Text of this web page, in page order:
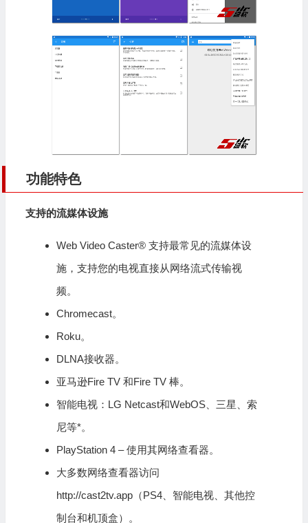
功能特色
支持的流媒体设施
Web Video Caster® 支持最常见的流媒体设
施，支持您的电视直接从网络流式传输视
频。
Chromecast。
Roku。
DLNA接收器。
亚马逊Fire TV 和Fire TV 棒。
智能电视：LG Netcast和WebOS、三星、索
尼等*。
PlayStation 4 – 使用其网络查看器。
大多数网络查看器访问
http://cast2tv.app（PS4、智能电视、其他控
制台和机顶盒）。